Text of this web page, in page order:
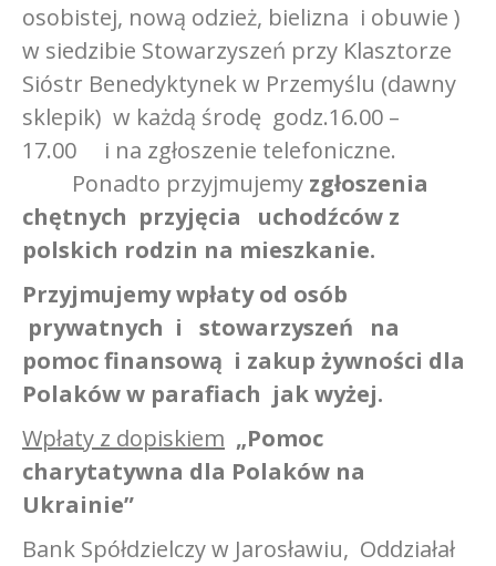
osobistej, nową odzież, bielizna i obuwie )
w siedzibie Stowarzyszeń przy Klasztorze
Sióstr Benedyktynek w Przemyślu (dawny
sklepik) w każdą środę godz.16.00 –
17.00 i na zgłoszenie telefoniczne.
Ponadto przyjmujemy zgłoszenia
chętnych przyjęcia uchodźców z
polskich rodzin na mieszkanie.
Przyjmujemy wpłaty od osób
prywatnych i stowarzyszeń na
pomoc finansową i zakup żywności dla
Polaków w parafiach jak wyżej.
Wpłaty z dopiskiem „Pomoc
charytatywna dla Polaków na
Ukrainie”
Bank Spółdzielczy w Jarosławiu, Oddziałał